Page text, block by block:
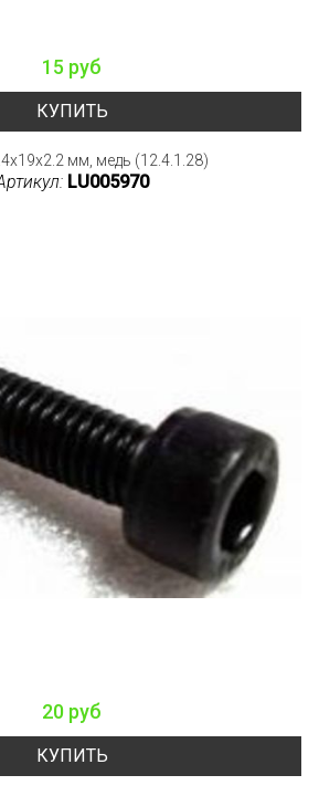
15 руб
КУПИТЬ
мм, медь (12.4.1.28)
LU005970
20 руб
КУПИТЬ